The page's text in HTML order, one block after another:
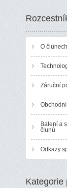
O
Záruční
Balení a
člunů
Odkazy
Kategorie